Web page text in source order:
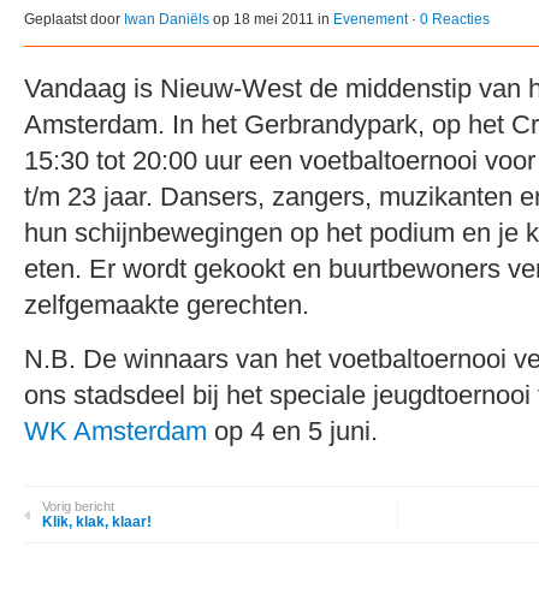
Geplaatst door Iwan Daniëls op 18 mei 2011 in Evenement· 0 Reacties
Vandaag is Nieuw-West de middenstip van
Amsterdam. In het Gerbrandypark, op het
15:30 tot 20:00 uur een voetbaltoernooi
t/m 23 jaar. Dansers, zangers, muzikanten
hun schijnbewegingen op het podium en je
eten. Er wordt gekookt en buurtbewoners
zelfgemaakte gerechten.
N.B. De winnaars van het voetbaltoernooi
ons stadsdeel bij het speciale
WK Amsterdam op 4 en 5 juni.
Vorig bericht
Klik, klak, klaar!